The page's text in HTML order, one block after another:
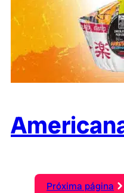
Próxima página